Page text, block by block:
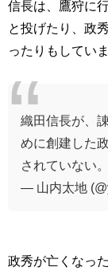
信長は、鷹狩に
と投げたり、政
ったりもしていま
織田信長が、
めに創建した
されていない。
— 山内太地
政秀が亡くなっ